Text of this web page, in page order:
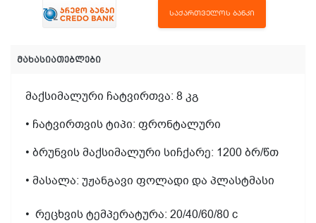
ᲡᲐᲥᲐᲠᲗᲕᲔᲚᲝᲡ ᲑᲐᲜᲙᲘ
მახასიათებლები
მაქსიმალური ჩატვირთვა: 8 კგ
• ჩატვირთვის ტიპი: ფრონტალური
• ბრუნვის მაქსიმალური სიჩქარე: 1200 ბრ/წთ
• მასალა: უჟანგავი ფოლადი და პლასტმასი
• რეცხვის ტემპერატურა: 20/40/60/80 c